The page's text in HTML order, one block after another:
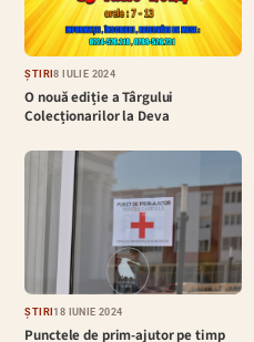
ȘTIRI8 IULIE 2024
O nouă ediție a Târgului
Colecționarilor la Deva
ȘTIRI18 IUNIE 2024
Punctele de prim-ajutor pe timp